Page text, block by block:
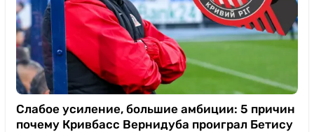
Слабое усиление, большие амбиции: 5 причин
почему Кривбасс Вернидуба проиграл Бетису